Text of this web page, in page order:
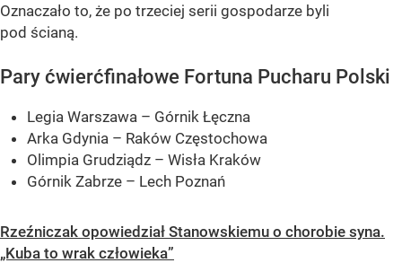
Oznaczało to, że po trzeciej serii gospodarze byli
pod ścianą.
Pary ćwierćfinałowe Fortuna Pucharu Polski
Legia Warszawa – Górnik Łęczna
Arka Gdynia – Raków Częstochowa
Olimpia Grudziądz – Wisła Kraków
Górnik Zabrze – Lech Poznań
Rzeźniczak opowiedział Stanowskiemu o chorobie syna.
„Kuba to wrak człowieka”